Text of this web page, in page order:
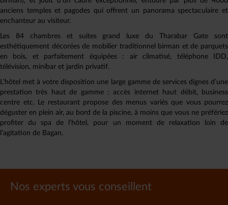
anciens temples et pagodes qui offrent un panorama spectaculaire et
enchanteur au visiteur.
Les 84 chambres et suites grand luxe du Tharabar Gate sont
esthétiquement décorées de mobilier traditionnel birman et de parquets
en bois, et parfaitement équipées : air climatisé, téléphone IDD,
télévision, minibar et jardin privatif.
L’hôtel met à votre disposition une large gamme de services dignes d’une
prestation très haut de gamme : accès internet haut débit, business
centre etc. Le restaurant propose des menus variés que vous pourrez
déguster en plein air, au bord de la piscine, à moins que vous ne préfériez
profiter du spa de l’hôtel, pour un moment de relaxation loin de
l’agitation de Bagan.
Nos experts vous conseillent